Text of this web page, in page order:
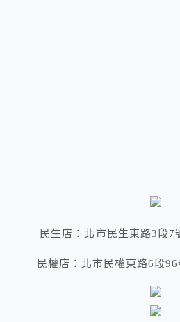
民生店：北市民生東路3段
民權店：北市民權東路6段